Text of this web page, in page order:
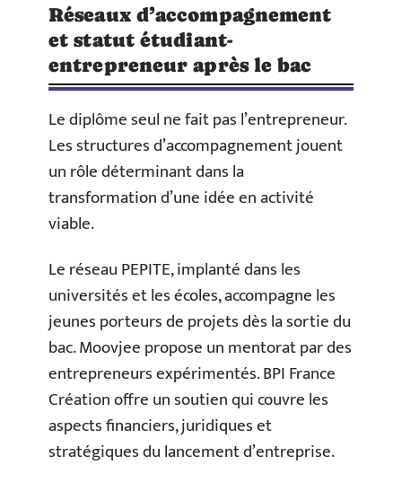
Réseaux d’accompagnement
et statut étudiant-
entrepreneur après le bac
Le diplôme seul ne fait pas l’entrepreneur.
Les structures d’accompagnement jouent
un rôle déterminant dans la
transformation d’une idée en activité
viable.
Le réseau PEPITE, implanté dans les
universités et les écoles, accompagne les
jeunes porteurs de projets dès la sortie du
bac. Moovjee propose un mentorat par des
entrepreneurs expérimentés. BPI France
Création offre un soutien qui couvre les
aspects financiers, juridiques et
stratégiques du lancement d’entreprise.